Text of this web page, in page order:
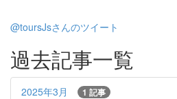
@toursJsさんのツイート
過去記事一覧
2025年3月 1 記事